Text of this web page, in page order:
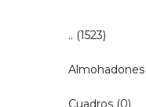
.. (1523)
Almohadones
Cuadros (0)